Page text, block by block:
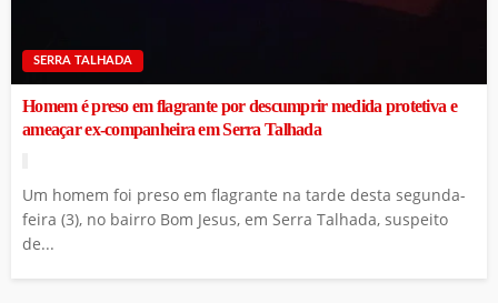
SERRA TALHADA
Homem é preso em flagrante por descumprir medida protetiva e
ameaçar ex-companheira em Serra Talhada
Um homem foi preso em flagrante na tarde desta segunda-
feira (3), no bairro Bom Jesus, em Serra Talhada, suspeito
de...